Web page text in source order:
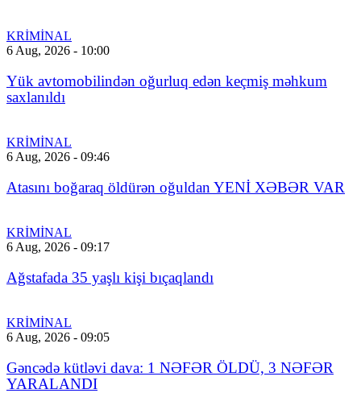
KRİMİNAL
6 Aug, 2026 - 10:00
Yük avtomobilindən oğurluq edən keçmiş məhkum
saxlanıldı
KRİMİNAL
6 Aug, 2026 - 09:46
Atasını boğaraq öldürən oğuldan YENİ XƏBƏR VAR
KRİMİNAL
6 Aug, 2026 - 09:17
Ağstafada 35 yaşlı kişi bıçaqlandı
KRİMİNAL
6 Aug, 2026 - 09:05
Gəncədə kütləvi dava: 1 NƏFƏR ÖLDÜ, 3 NƏFƏR
YARALANDI